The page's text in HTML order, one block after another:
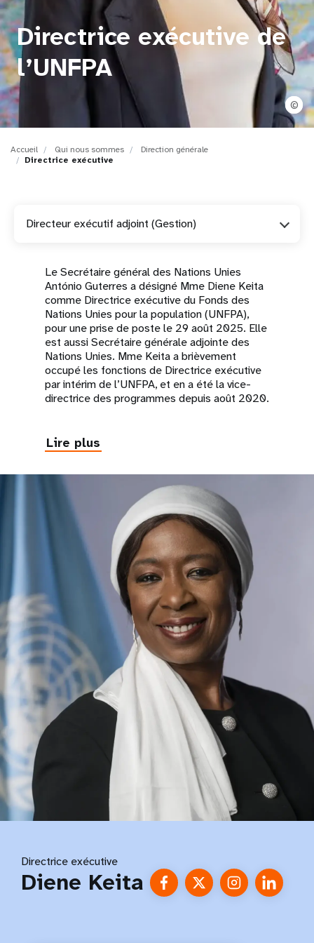
t
i
o
n
Directrice exécutive de
l’UNFPA
©
Accueil Qui nous sommes
Direction générale
Directrice exécutive
Directeur exécutif adjoint (Gestion)
Le Secrétaire général des Nations Unies
António Guterres a désigné Mme Diene Keita
comme Directrice exécutive du Fonds des
Nations Unies pour la population (UNFPA),
pour une prise de poste le 29 août 2025. Elle
est aussi Secrétaire générale adjointe des
Nations Unies. Mme Keita a brièvement
occupé les fonctions de Directrice exécutive
par intérim de l’UNFPA, et en a été la vice-
directrice des programmes depuis août 2020.
Lire plus
Directrice exécutive
Diene Keita